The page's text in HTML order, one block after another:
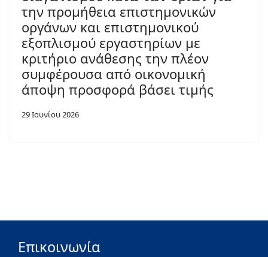
την προμήθεια επιστημονικών
οργάνων και επιστημονικού
εξοπλισμού εργαστηρίων με
κριτήριο ανάθεσης την πλέον
συμφέρουσα από οικονομική
άποψη προσφορά βάσει τιμής
29 Ιουνίου 2026
Επικοινωνία